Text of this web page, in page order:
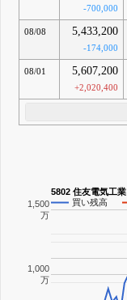
-700,000
08/08 5,433,200
-174,000
08/01 5,607,200
+2,020,400
5802 住友電気工業
買い残高
1,000
万
1,500
万